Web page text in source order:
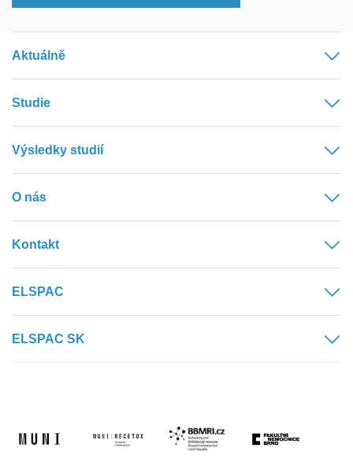
Aktuálně
Studie
Výsledky studií
O nás
Kontakt
ELSPAC
ELSPAC SK